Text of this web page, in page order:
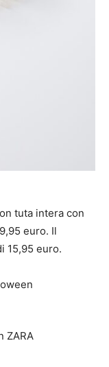
tuta intera con
euro. Il
15,95 euro.